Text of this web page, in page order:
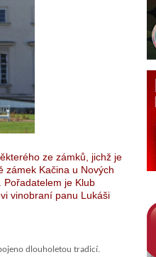
ze zámků, jichž je
zámek Kačina u Nových
je Klub
vinobraní panu Lukáši
dlouholetou tradicí.